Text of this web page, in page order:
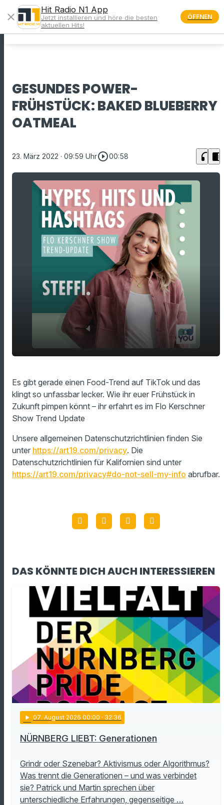
menu
GESUNDES POWER-
FRÜHSTÜCK: BAKED BLUEBERRY
OATMEAL
23. März 2022 · 09:59 Uhrplay_circle_outline00:58 headphones chrome_reader_mode
play_arrow Blueberry Oatmeal
00:00 00:58
Es gibt gerade einen Food-Trend auf TikTok und das
klingt so unfassbar lecker. Wie ihr euer Frühstück in
Zukunft pimpen könnt – ihr erfahrt es im Flo Kerschner
Show Trend Update
Unsere allgemeinen Datenschutzrichtlinien finden Sie
unter https://art19.com/privacy. Die
Datenschutzrichtlinien für Kalifornien sind unter
https://art19.com/privacy#do-not-sell-my-info abrufbar.
DAS KÖNNTE DICH AUCH INTERESSIEREN
play_arrow 07. August 2026 00:00 · 32:36
NÜRNBERG LIEBT: Generationen
Grindr oder Szenebar? Aktivismus oder Algorithmus?
Was trennt die Generationen – und was verbindet
sie? Patrick und Martin sprechen über
unterschiedliche Erfahrungen, gegenseitige …
close
Hit Radio N1 App
Jetzt installieren und höre die besten
aktuellen Hits!
ÖFFNEN